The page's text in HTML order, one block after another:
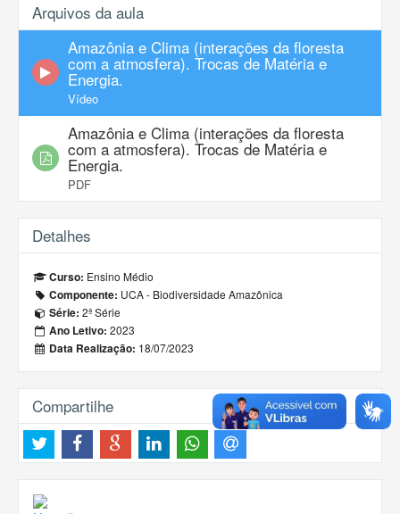
Arquivos da aula
Amazônia e Clima (interações da floresta
com a atmosfera). Trocas de Matéria e
Energia.
Vídeo
Amazônia e Clima (interações da floresta
com a atmosfera). Trocas de Matéria e
Energia.
PDF
Detalhes
Curso: Ensino Médio
Componente: UCA - Biodiversidade Amazônica
Série: 2ª Série
Ano Letivo: 2023
Data Realização: 18/07/2023
Compartilhe